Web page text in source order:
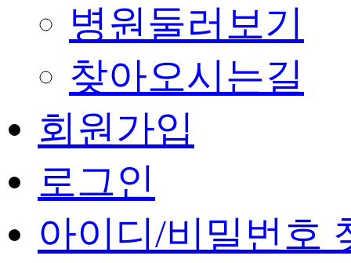
병원둘러보기
찾아오시는길
회원가입
로그인
아이디/비밀번호